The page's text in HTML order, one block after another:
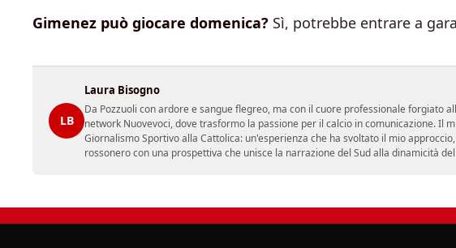
Gimenez può giocare domenica? Sì, potrebbe entrare a
LB
Laura Bisogno
Da Pozzuoli con ardore e sangue flegreo, ma con il cuore professionale forgiato
network Nuovevoci, dove trasformo la passione per il calcio in comunicazione. Il
Giornalismo Sportivo alla Cattolica: un'esperienza che ha svoltato il mio
rossonero con una prospettiva che unisce la narrazione del Sud alla dinamicità